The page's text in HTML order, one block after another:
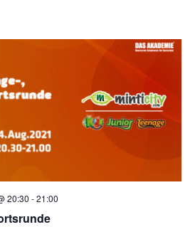
20:30 -21:00